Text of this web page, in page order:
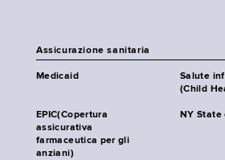
Assicurazione sanitaria
Medicaid
Salute
(Child
EPIC(Copertura
assicurativa
farmaceutica per gli
anziani)
NY